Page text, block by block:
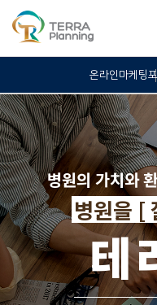
온라인마케팅
병원의 가치와
병원을 [
테